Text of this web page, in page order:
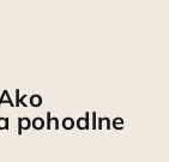
pohodlne